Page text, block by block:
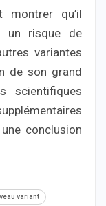
montrer qu’il
un risque de
variantes
de son grand
scientifiques
conclusion
variant